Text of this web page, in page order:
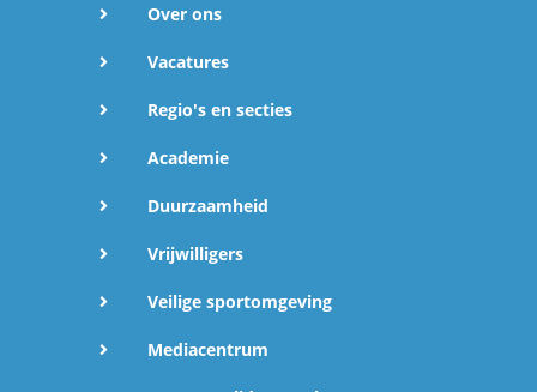
Over ons
Vacatures
Regio's en secties
Academie
Duurzaamheid
Vrijwilligers
Veilige sportomgeving
Mediacentrum